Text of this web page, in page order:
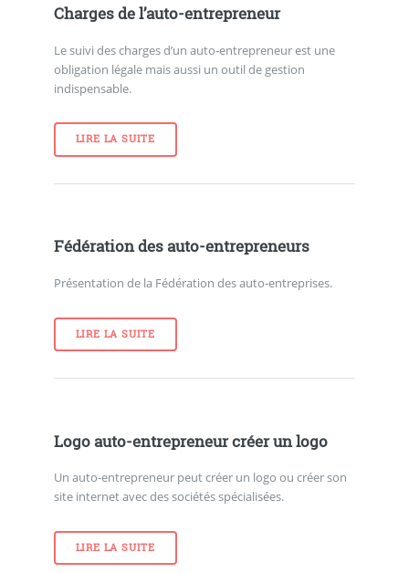
Charges de l’auto-entrepreneur
Le suivi des charges d’un auto-entrepreneur est une
obligation légale mais aussi un outil de gestion
indispensable.
LIRE LA SUITE
Fédération des auto-entrepreneurs
Présentation de la Fédération des auto-entreprises.
LIRE LA SUITE
Logo auto-entrepreneur créer un logo
Un auto-entrepreneur peut créer un logo ou créer son
site internet avec des sociétés spécialisées.
LIRE LA SUITE